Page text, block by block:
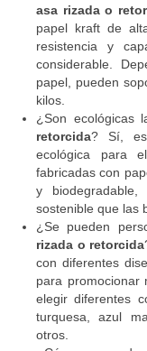
asa rizada o
papel kraft de
resistencia y
considerable.
papel, pueden
kilos.
¿Son ecológicas
retorcida? Sí,
ecológica para
fabricadas con
y
sostenible que las
¿Se pueden
rizada o retorcida
con diferentes
para promocionar
elegir diferentes
turquesa, azul
otros.